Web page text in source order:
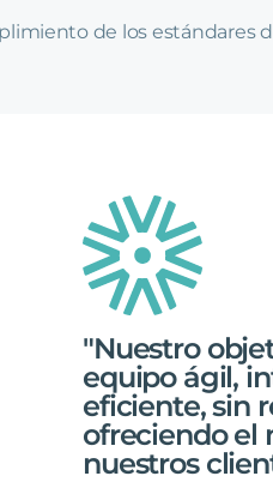
de los estándares
"Nuestro
equipo ágil,
eficiente, sin
ofreciendo el
nuestros